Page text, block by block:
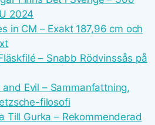
2024
in CM – Exakt 187,96 cm och
– Snabb Rödvinssås på
and Evil – Sammanfattning,
filosofi
Till Gurka – Rekommenderad